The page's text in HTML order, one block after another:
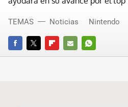
FACEBOOKTWITTERFLIPBOARD
E-
WHATSAPP
TEMAS Noticias Nintendo